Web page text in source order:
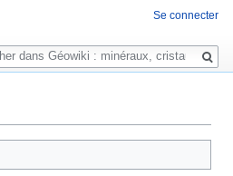
Se connecter